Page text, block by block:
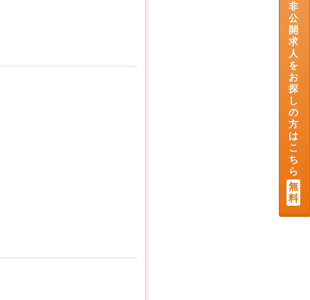
非
公
開
求
人
を
お
探
し
の
方
は
こ
ち
ら
無
料